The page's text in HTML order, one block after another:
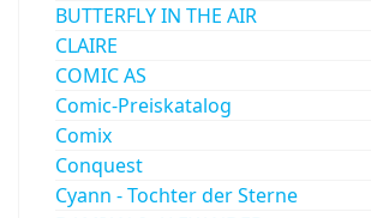
BUTTERFLY IN THE AIR
CLAIRE
COMIC AS
Comic-Preiskatalog
Comix
Conquest
Cyann - Tochter der Sterne